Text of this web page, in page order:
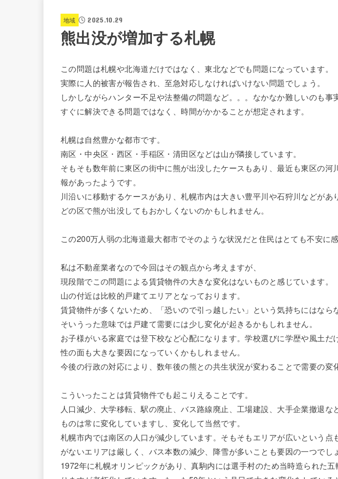
地域 2025.10.29
熊出没が増加する札幌
この問題は札幌や北海道だけではなく、東北などでも問題になっています。
実際に人的被害が報告され、至急対応しなければいけない問題でしょう。
しかしながらハンター不足や法整備の問題など。。。なかなか難しいのも事
すぐに解決できる問題ではなく、時間がかかることが想定されます。
札幌は自然豊かな都市です。
南区・中央区・西区・手稲区・清田区などは山が隣接しています。
そもそも数年前に東区の街中に熊が出没したケースもあり、最近も東区の河
報があったようです。
川沿いに移動するケースがあり、札幌市内は大きい豊平川や石狩川などがあり
どの区で熊が出没してもおかしくないのかもしれません。
この200万人弱の北海道最大都市でそのような状況だと住民はとても不安に感
私は不動産業者なので今回はその観点から考えますが、
現段階でこの問題による賃貸物件の大きな変化はないものと感じています。
山の付近は比較的戸建てエリアとなっております。
賃貸物件が多くないため、「恐いので引っ越したい」という気持ちにはなら
そいうった意味では戸建て需要には少し変化が起きるかもしれません。
お子様がいる家庭では登下校など心配になります。学校選びに学歴や風土だ
性の面も大きな要因になっていくかもしれません。
今後の行政の対応により、数年後の熊との共生状況が変わることで需要の変
こういったことは賃貸物件でも起こりえることです。
人口減少、大学移転、駅の廃止、バス路線廃止、工場建設、大手企業撤退な
ものは常に変化していますし、変化して当然です。
札幌市内では南区の人口が減少しています。そもそもエリアが広いという点
がないエリアは厳しく、バス本数の減少、降雪が多いことも要因の一つでし
1972年に札幌オリンピックがあり、真駒内には選手村のため当時造られた